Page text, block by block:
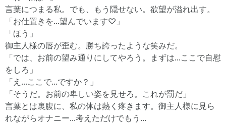
言葉につまる私。でも、もう隠せない。欲望が溢れ出す。
「お仕置きを...望んでいます♡」
「ほう」
御主人様の唇が歪む。勝ち誇ったような笑みだ。
「では、お前の望み通りにしてやろう。まずは...ここで自慰
をしろ」
「え...ここで...ですか？」
「そうだ。お前の卑しい姿を見せろ。これが罰だ」
言葉とは裏腹に、私の体は熱く疼きます。御主人様に見ら
れながらオナニー...考えただけでもう...